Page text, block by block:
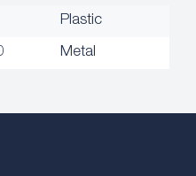
Plastic
Metal